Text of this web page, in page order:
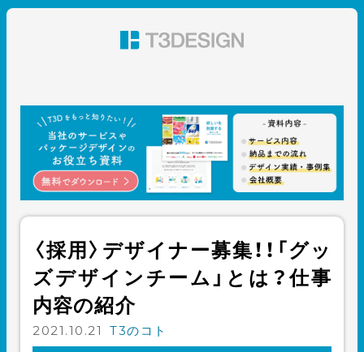
ン 株式会社T3デザイン
〈採用〉デザイナー募集！！「グッ
ズデザインチーム」とは？仕事
内容の紹介
2021.10.21 T3のコト